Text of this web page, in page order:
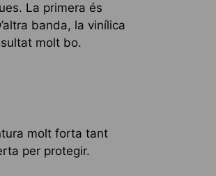
La primera és
banda, la vinílica
molt bo.
molt forta tant
per protegir.